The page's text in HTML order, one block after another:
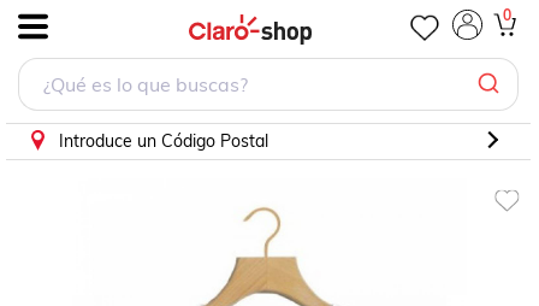
0
Introduce un Código Postal
PLAYERA PERSONAJE ONE PIECE TODO LETRAS BLANCA